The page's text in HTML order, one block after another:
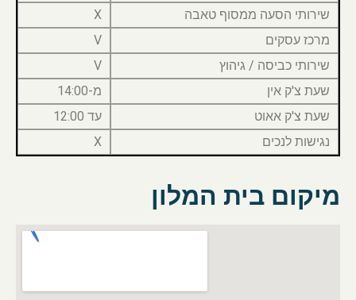
שירותי הסעה ממסוף טאבה
X
מרכז עסקים
V
שירותי כביסה / גיהוץ
V
שעת צ'ק אין
מ-14:00
שעת צ'ק אאוט
עד 12:00
נגישות לנכים
X
מיקום בית המלון